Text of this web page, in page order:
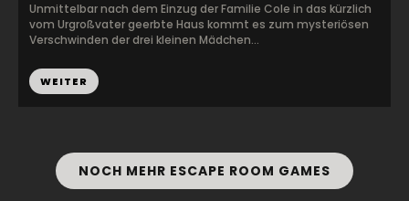
Unmittelbar nach dem Einzug der Familie Cole in das kürzlich
vom Urgroßvater geerbte Haus kommt es zum mysteriösen
Verschwinden der drei kleinen Mädchen...
WEITER
NOCH MEHR ESCAPE ROOM GAMES